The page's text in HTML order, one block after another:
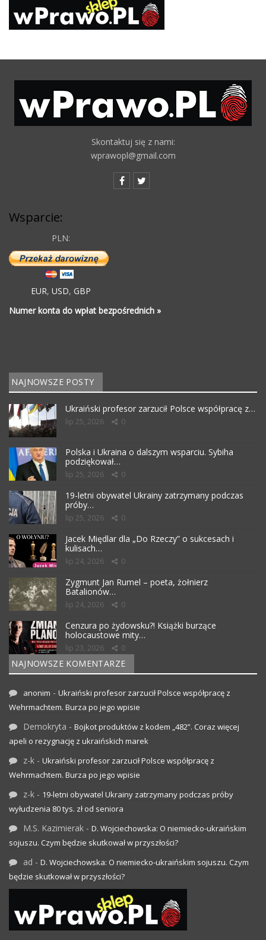
Skontaktuj się z nami:
wprawopl@gmail.com
Wsparcie:
PLN:
EUR, USD, GBP
Numer konta do wpłat bezpośrednich »
NAJNOWSZE POSTY
Ukraiński profesor zarzucił Polsce współpracę z…
lip 25, 2026 0
Polska i Ukraina o dalszym wsparciu. Sybiha
podziękował…
lip 25, 2026 0
19-letni obywatel Ukrainy zatrzymany podczas
próby…
lip 25, 2026 0
Jacek Międlar dla „Do Rzeczy” o sukcesach i
kulisach…
lip 24, 2026 0
Zygmunt Jan Rumel – poeta, żołnierz
Batalionów…
lip 24, 2026 0
Cenzura po żydowsku?! Książki burzące
holocaustowe mity…
lip 23, 2026 0
NAJNOWSZE KOMENTARZE
anonim - Ukraiński profesor zarzucił Polsce współpracę z
Wehrmachtem. Burza po jego wpisie
Demokryta - Bojkot produktów z kodem „482”. Coraz więcej
apeli o rezygnację z ukraińskich marek
z-k - Ukraiński profesor zarzucił Polsce współpracę z
Wehrmachtem. Burza po jego wpisie
z-k - 19-letni obywatel Ukrainy zatrzymany podczas próby
wyłudzenia 80 tys. zł od seniora
M.S. Kazimierak - D. Wojciechowska: O niemiecko-ukraińskim
sojuszu. Czym będzie skutkował w przyszłości?
ad - D. Wojciechowska: O niemiecko-ukraińskim sojuszu. Czym
będzie skutkował w przyszłości?